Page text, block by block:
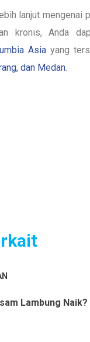
lanjut mengenai
kronis, Anda
Asiayang
dan Medan.
Lambung